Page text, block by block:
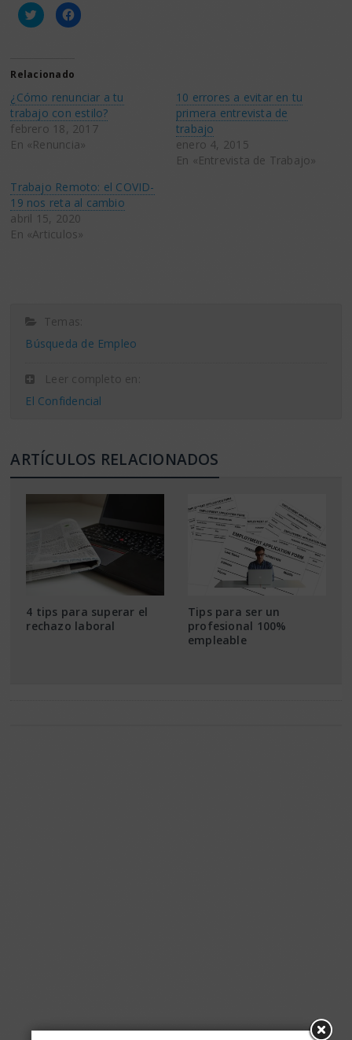
Haz
clic
(Se
abre
una
ventana
nueva)
Haz
clic
una
ventana
nueva)
Relacionado
¿Cómo renunciar a tu
trabajo con estilo?
febrero 18, 2017
En «Renuncia»
10 errores a evitar en tu
primera entrevista de
trabajo
enero 4, 2015
En «Entrevista de Trabajo»
Trabajo Remoto: el COVID-
19 nos reta al cambio
abril 15, 2020
En «Articulos»
Temas:
Búsqueda de Empleo
Leer completo en:
El Confidencial
ARTÍCULOS RELACIONADOS
4 tips para superar el
rechazo laboral
Tips para ser un
profesional 100%
empleable